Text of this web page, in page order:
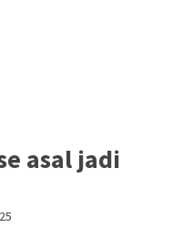
asal jadi